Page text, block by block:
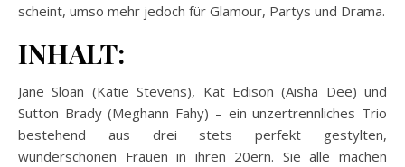
scheint, umso mehr jedoch für Glamour, Partys und Drama.
INHALT:
Jane Sloan (Katie Stevens), Kat Edison (Aisha Dee) und
Sutton Brady (Meghann Fahy) – ein unzertrennliches Trio
bestehend aus drei stets perfekt gestylten,
wunderschönen Frauen in ihren 20ern. Sie alle machen